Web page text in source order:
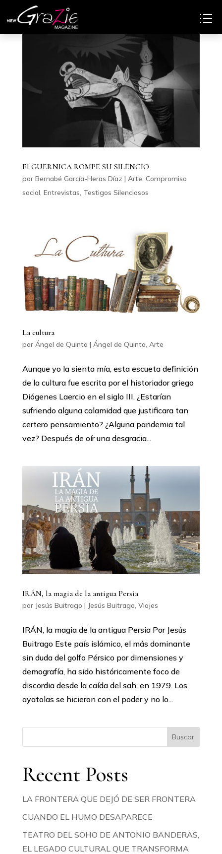
El GUERNICA ROMPE SU SILENCIO
por Bernabé García-Heras Díaz| Arte, Compromiso
social, Entrevistas, Testigos Silenciosos
La cultura
por Ángel de Quinta | Ángel de Quinta, Arte
Aunque yo la sienta mía, esta escueta definición
de la cultura fue escrita por el historiador griego
Diógenes Laercio en el siglo III. ¿Estarían
sufriendo alguna calamidad que justificara tan
certero pensamiento? ¿Alguna pandemia tal
vez? Después de oír una desgracia...
IRÁN, la magia de la antigua Persia
por Jesús Buitrago | Jesús Buitrago, Viajes
IRÁN, la magia de la antigua Persia Por Jesús
Buitrago Este país islámico, el más dominante
sin duda del golfo Pérsico por dimensiones y
demografía, ha sido históricamente foco de
discordia desde la caída del sah, en 1979. Los
ayatolas se hicieron con el poder y no lo...
Buscar
Recent Posts
LA FRONTERA QUE DEJÓ DE SER FRONTERA
CUANDO EL HUMO DESAPARECE
TEATRO DEL SOHO DE ANTONIO BANDERAS,
EL LEGADO CULTURAL QUE TRANSFORMA